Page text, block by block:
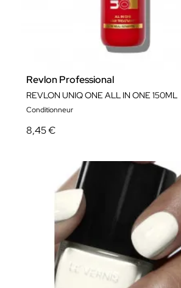
Revlon Professional
REVLON UNIQ ONE ALL IN ONE 150ML
Conditionneur
8,45 €